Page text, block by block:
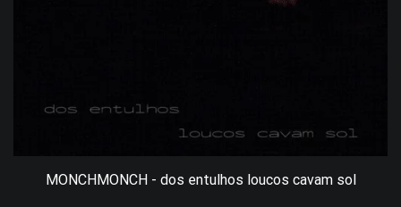
MONCHMONCH - dos entulhos loucos cavam sol